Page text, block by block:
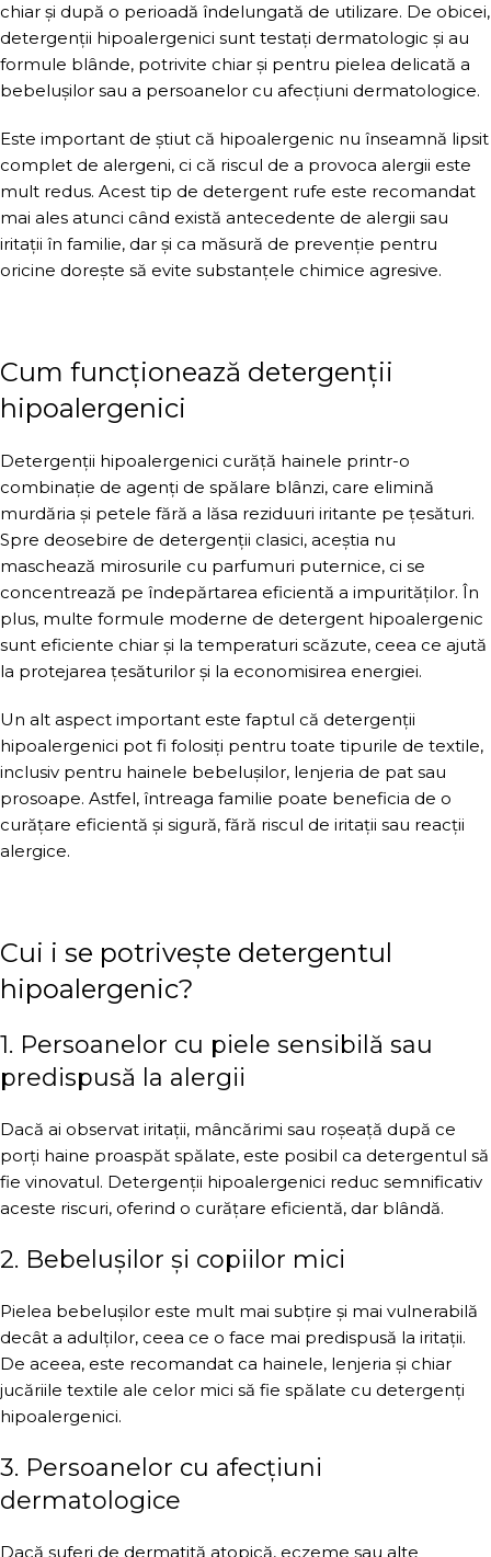
chiar și după o perioadă îndelungată de utilizare. De obicei,
detergenții hipoalergenici sunt testați dermatologic și au
formule blânde, potrivite chiar și pentru pielea delicată a
bebelușilor sau a persoanelor cu afecțiuni dermatologice.
Este important de știut că hipoalergenic nu înseamnă lipsit
complet de alergeni, ci că riscul de a provoca alergii este
mult redus. Acest tip de detergent rufe este recomandat
mai ales atunci când există antecedente de alergii sau
iritații în familie, dar și ca măsură de prevenție pentru
oricine dorește să evite substanțele chimice agresive.
Cum funcționează detergenții
hipoalergenici
Detergenții hipoalergenici curăță hainele printr-o
combinație de agenți de spălare blânzi, care elimină
murdăria și petele fără a lăsa reziduuri iritante pe țesături.
Spre deosebire de detergenții clasici, aceștia nu
maschează mirosurile cu parfumuri puternice, ci se
concentrează pe îndepărtarea eficientă a impurităților. În
plus, multe formule moderne de detergent hipoalergenic
sunt eficiente chiar și la temperaturi scăzute, ceea ce ajută
la protejarea țesăturilor și la economisirea energiei.
Un alt aspect important este faptul că detergenții
hipoalergenici pot fi folosiți pentru toate tipurile de textile,
inclusiv pentru hainele bebelușilor, lenjeria de pat sau
prosoape. Astfel, întreaga familie poate beneficia de o
curățare eficientă și sigură, fără riscul de iritații sau reacții
alergice.
Cui i se potrivește detergentul
hipoalergenic?
1. Persoanelor cu piele sensibilă sau
predispusă la alergii
Dacă ai observat iritații, mâncărimi sau roșeață după ce
porți haine proaspăt spălate, este posibil ca detergentul să
fie vinovatul. Detergenții hipoalergenici reduc semnificativ
aceste riscuri, oferind o curățare eficientă, dar blândă.
2. Bebelușilor și copiilor mici
Pielea bebelușilor este mult mai subțire și mai vulnerabilă
decât a adulților, ceea ce o face mai predispusă la iritații.
De aceea, este recomandat ca hainele, lenjeria și chiar
jucăriile textile ale celor mici să fie spălate cu detergenți
hipoalergenici.
3. Persoanelor cu afecțiuni
dermatologice
Dacă suferi de dermatită atopică, eczeme sau alte